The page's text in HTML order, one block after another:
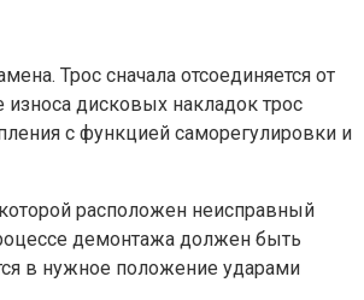
Трос сначала отсоединяется от
дисковых накладок трос
с функцией саморегулировки и
расположен неисправный
демонтажа должен быть
в нужное положение ударами